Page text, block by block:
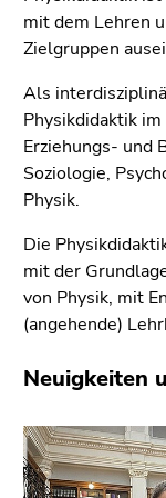
Sie diesen
Link.
Zum
Inhalt
(Zugriffstaste
1)
Zur
(Zugriffstaste
2)
Zur
(Zugriffstaste
Zur
Unternavigation
(Zugriffstaste
mit dem Lehren
Zielgruppen
Als
Physikdidaktik
Erziehungs- und
Soziologie,
Physik.
Die
mit der
von Physik, mit
(angehende)
Neuigkeiten